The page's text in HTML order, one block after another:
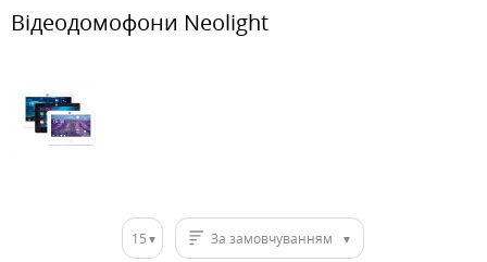
Відеодомофони Neolight
15 За замовчуванням